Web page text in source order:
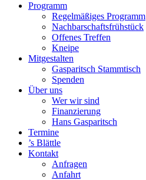
Programm
Regelmäßiges Programm
Nachbarschaftsfrühstück
Offenes Treffen
Kneipe
Mitgestalten
Gasparitsch Stammtisch
Spenden
Über uns
Wer wir sind
Finanzierung
Hans Gasparitsch
Termine
’s Blättle
Kontakt
Anfragen
Anfahrt